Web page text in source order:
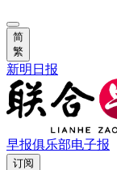
简
繁
新明日报
早报俱乐部电子报
订阅